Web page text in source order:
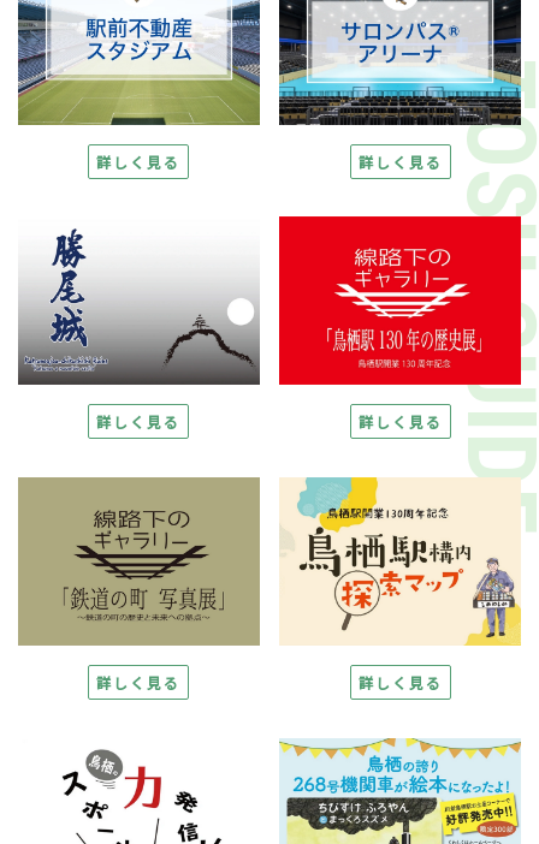
詳しく見る 詳しく見る
詳しく見る 詳しく見る
詳しく見る 詳しく見る